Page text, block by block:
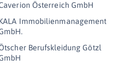
Österreich GmbH
Immobilienmanagement
Berufskleidung Götzl